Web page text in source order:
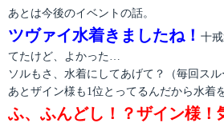
あとは今後のイベントの話。
ツヴァイ水着きましたね！ 十
てたけど、よかった…
ソルもさ、水着にしてあげて？（毎回スル
あとザイン様も1位とってるんだから水着
ふ、ふんどし！？ザイン様！